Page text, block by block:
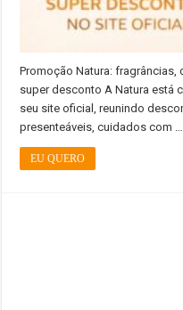
Promoção Natura:
super desconto A Natura está
seu site oficial, reunindo
presenteáveis, cuidados com …
EU QUERO